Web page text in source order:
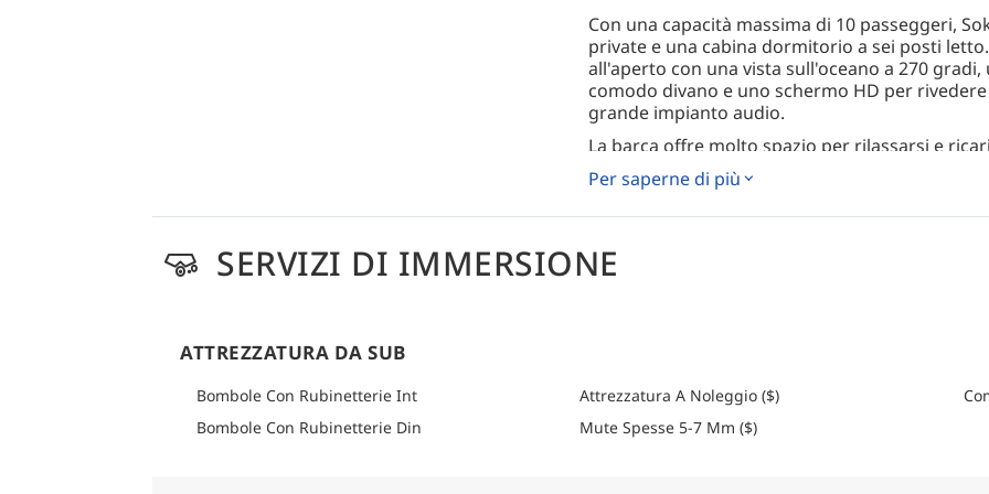
Con una capacità massima di 10 passeggeri,
private e una cabina dormitorio a sei posti
all'aperto con una vista sull'oceano a 270
comodo divano e uno schermo HD per
grande impianto audio.
La barca offre molto spazio per rilassarsi e
per prendere il sole, godersi gli splendidi
comodo materasso. C'è anche un'area relax
dal sole.
insieme a molti spuntini per tenervi energici tra
Come arrivare
Per informazioni dettagliate su come arrivare,
Per saperne di più
SERVIZI DI IMMERSIONE
ATTREZZATURA DA SUB
Bombole Con Rubinetterie Int
Bombole Con Rubinetterie Din
Attrezzatura A Noleggio ($)
Mute Spesse 5-7 Mm ($)